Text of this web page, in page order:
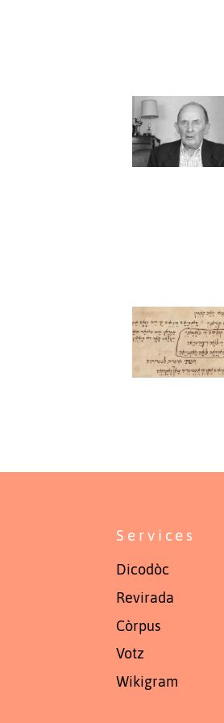
Services
Dicodòc
Revirada
Còrpus
Votz
Wikigram